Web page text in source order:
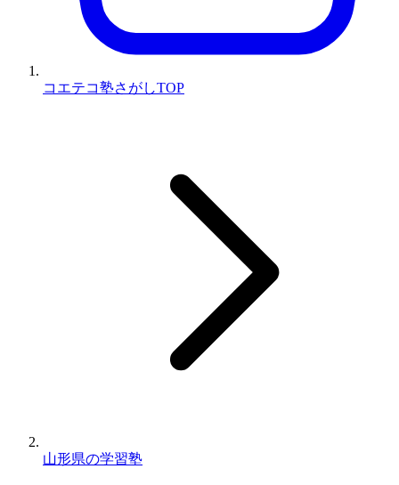
コエテコ塾さがしTOP
山形県の学習塾